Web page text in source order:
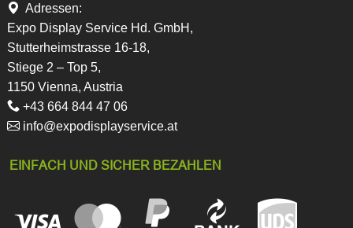
Adressen:
Expo Display Service Hd. GmbH,
Stutterheimstrasse 16-18,
Stiege 2 – Top 5,
1150 Vienna, Austria
+43 664 844 47 06
info@expodisplayservice.at
EINFACH UND SICHER BEZAHLEN